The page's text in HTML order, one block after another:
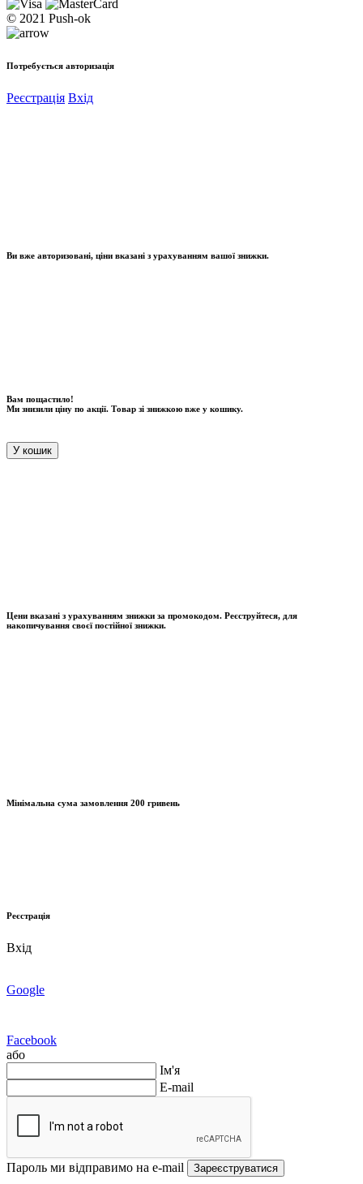
© 2021 Push-ok
Потребується авторизація
Реєстрація Вхід
Ви вже авторизовані, ціни вказані з урахуванням вашої знижки.
Вам пощастило!
Ми знизили ціну по акції. Товар зі знижкою вже у кошику.
У кошик
Цени вказані з урахуванням знижки за промокодом. Реєструйтеся, для
накопичування своєї постійної знижки.
Мінімальна сума замовлення 200 гривень
Реєстрація
Вхід
Google
Facebook
або
Ім'я
E-mail
Пароль ми відправимо на e-mail Зареєструватися